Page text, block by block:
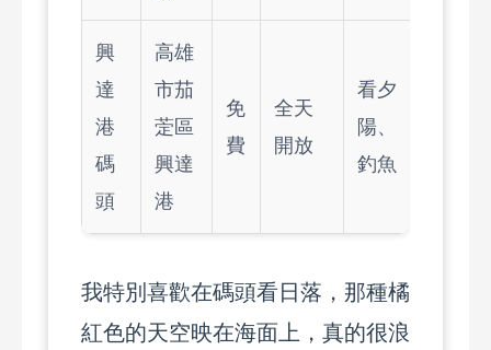
興
達
港
碼
頭
高雄
市茄
萣區
興達
港
免
費
全天
開放
看夕
陽、
釣魚
我特別喜歡在碼頭看日落，那種橘
紅色的天空映在海面上，真的很浪